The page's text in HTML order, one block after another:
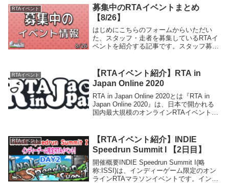
風来のシレンの4ダンジョンをTAで...
RTAイベント
募集中のRTAイベントまとめ
【8/26】
はじめにこちらのフォームからいただい
た、スタッフ・走者を募集しているRTAイ
ベントを紹介する記事です。スタッフ募集
イベン...
RTAイベント
【RTAイベント紹介】RTA in
Japan Online 2020
RTA in Japan Online 2020とは『RTA in
Japan Online 2020』は、日本で開かれる
国内最大規模のオンラインRTAイベントで
RTAイベント
【RTAイベント紹介】INDIE
Speedrun Summit I 【2日目】
開催概要INDIE Speedrun Summit I(略
称:ISSI)は、インディーゲーム限定のオン
ラインRTAマラソンイベントです。インデ